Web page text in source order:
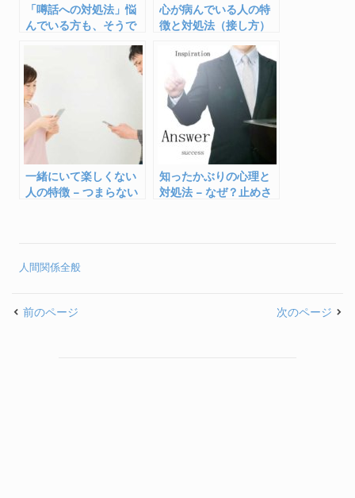
「噂話への対処法」悩
んでいる方も、そうで
心が病んでいる人の特
徴と対処法（接し方）
一緒にいて楽しくない
人の特徴 – つまらない
知ったかぶりの心理と
対処法 – なぜ？止めさ
人間関係全般
前のページ 次のページ